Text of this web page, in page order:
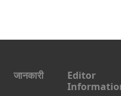
जानकारी
Editor